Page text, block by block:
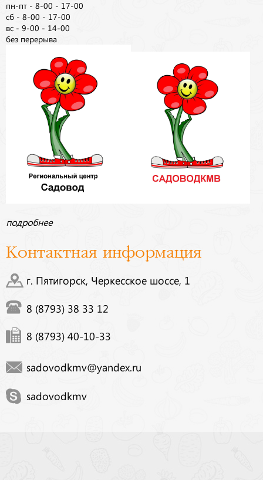
пн-пт - 8-00 - 17-00
сб - 8-00 - 17-00
вс - 9-00 - 14-00
без перерыва
подробнее
Контактная информация
г. Пятигорск, Черкесское шоссе, 1
8 (8793) 38 33 12
8 (8793) 40-10-33
sadovodkmv@yandex.ru
sadovodkmv